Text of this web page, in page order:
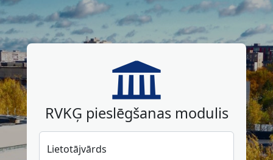
RVKĢ pieslēgšanas modulis
Lietotājvārds